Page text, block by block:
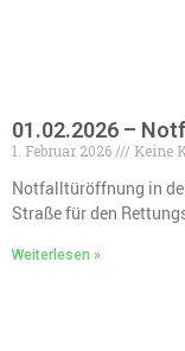
01.02.2026 –
1. Februar 2026 Keine
Notfalltüröffnung in
Straße für den
Weiterlesen »